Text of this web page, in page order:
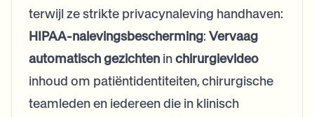
terwijl ze strikte privacynaleving handhaven:
HIPAA-nalevingsbescherming: Vervaag
automatisch gezichten inchirurgievideo
inhoud om patiëntidentiteiten, chirurgische
teamleden en iedereen die in klinisch